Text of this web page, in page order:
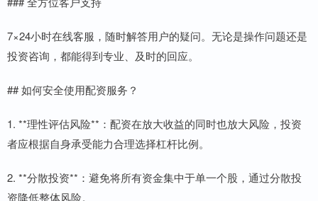
7×24小时在线客服，随时解答用户的疑问。无论是操作问题还是
投资咨询，都能得到专业、及时的回应。
## 如何安全使用配资服务？
1. **理性评估风险**：配资在放大收益的同时也放大风险，投资
者应根据自身承受能力合理选择杠杆比例。
2. **分散投资**：避免将所有资金集中于单一个股，通过分散投
资降低整体风险。